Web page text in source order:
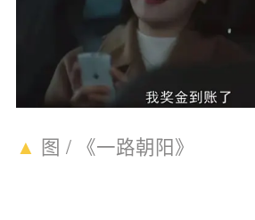
▲ 图 / 《一路朝阳》